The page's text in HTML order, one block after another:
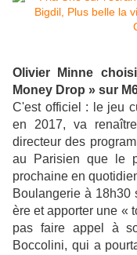
Olivier Minne
Money Drop » sur
C'est officiel : le jeu
en 2017, va
directeur des
au Parisien que le
prochaine en
Boulangerie à 18h30
ère et apporter une «
pas faire appel à
Boccolini, qui a